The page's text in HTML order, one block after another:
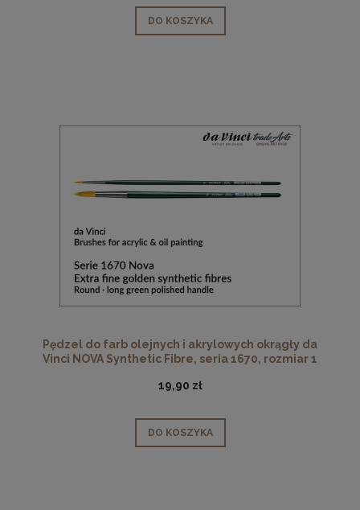
DO KOSZYKA
Pędzel do farb olejnych i akrylowych okrągły da
Vinci NOVA Synthetic Fibre, seria 1670, rozmiar 1
19,90 zł
DO KOSZYKA